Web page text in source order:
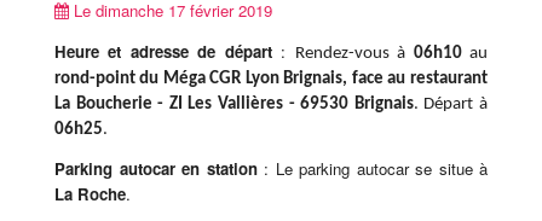
Le dimanche 17 février 2019
Heure et adresse de départ : Rendez-vous à 06h10au
rond-point du Méga CGR Lyon Brignais, face au restaurant
La Boucherie - ZI Les Vallières - 69530 Brignais. Départ à
06h25.
Parking autocar en station : Le parking autocar se situe à
La Roche.